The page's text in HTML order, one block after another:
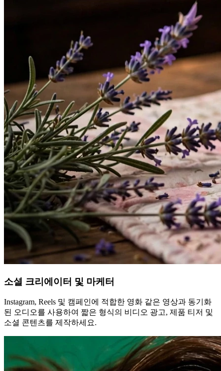
소셜 크리에이터 및 마케터
Instagram, Reels 및 캠페인에 적합한 영화 같은 영상과 동기화
된 오디오를 사용하여 짧은 형식의 비디오 광고, 제품 티저 및
소셜 콘텐츠를 제작하세요.